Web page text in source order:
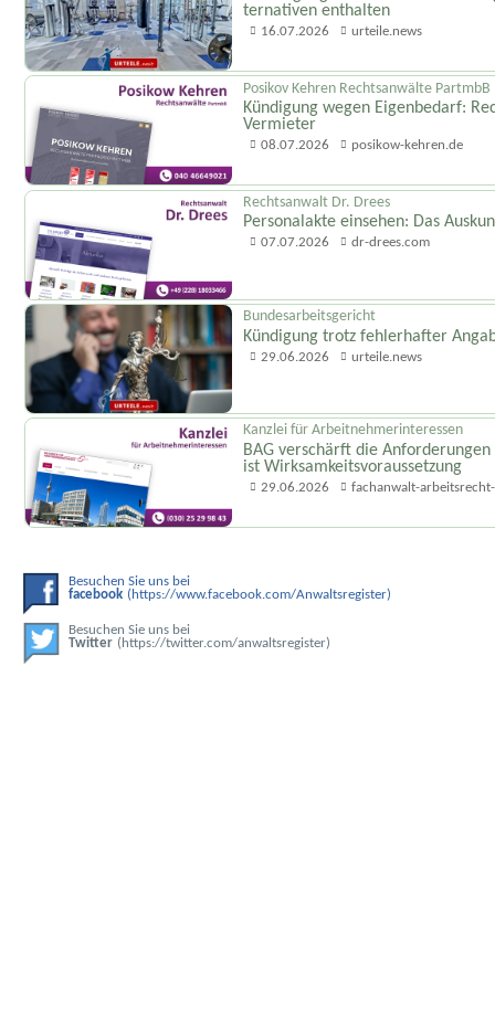
ternativen enthalten
16.07.2026 urteile.news
Posikov Kehren Rechtsanwälte PartmbB
Kündigung wegen Eigenbedarf:
Vermieter
08.07.2026 posikow-kehren.de
Rechtsanwalt Dr. Drees
Personalakte einsehen: Das
07.07.2026 dr-drees.com
Bundesarbeitsgericht
Kündigung trotz fehlerhafter
29.06.2026 urteile.news
Kanzlei für Arbeitnehmerinteressen
BAG verschärft die
ist Wirksamkeits­voraussetzung
29.06.2026 fachanwalt-
Besuchen Sie uns bei
facebook (https://www.facebook.com/Anwaltsregister)
Besuchen Sie uns bei
Twitter (https://twitter.com/anwaltsregister)